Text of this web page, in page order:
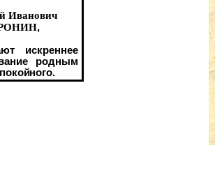
Иванович
,
искреннее
родным
койного.